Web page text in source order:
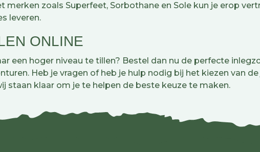
zoals Superfeet, Sorbothane en Sole kun je erop
leveren.
ONLINE
een hoger niveau te tillen? Bestel dan nu de perfecte
Heb je vragen of heb je hulp nodig bij het kiezen van
klaar om je te helpen de beste keuze te maken.